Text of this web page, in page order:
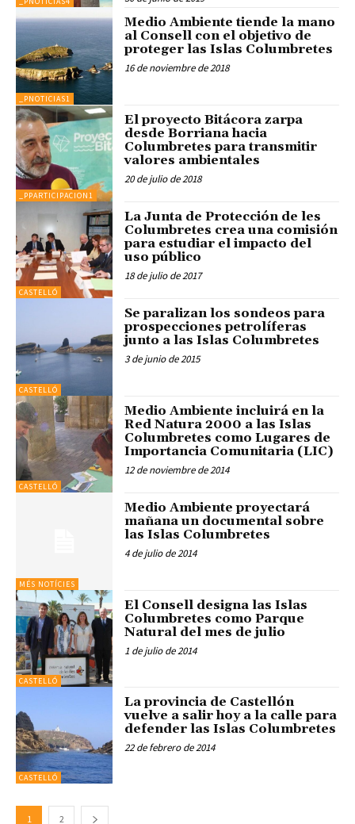
_PNOTICIAS1
Medio Ambiente tiende la mano
al Consell con el objetivo de
proteger las Islas Columbretes
16 de noviembre de 2018
_PPARTICIPACION1
El proyecto Bitácora zarpa
desde Borriana hacia
Columbretes para transmitir
valores ambientales
20 de julio de 2018
CASTELLÓ
La Junta de Protección de les
Columbretes crea una comisión
para estudiar el impacto del
uso público
18 de julio de 2017
CASTELLÓ
Se paralizan los sondeos para
prospecciones petrolíferas
junto a las Islas Columbretes
3 de junio de 2015
CASTELLÓ
Medio Ambiente incluirá en la
Red Natura 2000 a las Islas
Columbretes como Lugares de
Importancia Comunitaria (LIC)
12 de noviembre de 2014
MÉS NOTÍCIES
Medio Ambiente proyectará
mañana un documental sobre
las Islas Columbretes
4 de julio de 2014
CASTELLÓ
El Consell designa las Islas
Columbretes como Parque
Natural del mes de julio
1 de julio de 2014
CASTELLÓ
La provincia de Castellón
vuelve a salir hoy a la calle para
defender las Islas Columbretes
22 de febrero de 2014
1 2